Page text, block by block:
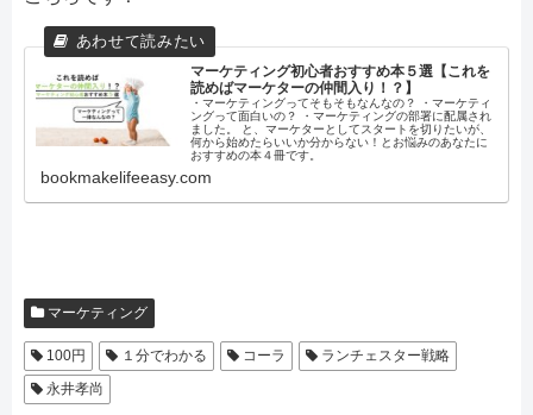
マーケティング初心者おすすめ本５選【これを
読めばマーケターの仲間入り！？】
・マーケティングってそもそもなんなの？ ・マーケティ
ングって面白いの？ ・マーケティングの部署に配属され
ました。 と、マーケターとしてスタートを切りたいが、
何から始めたらいいか分からない！とお悩みのあなたに
おすすめの本４冊です。
bookmakelifeeasy.com
マーケティング
100円 １分でわかる コーラ
ランチェスター戦略
永井孝尚